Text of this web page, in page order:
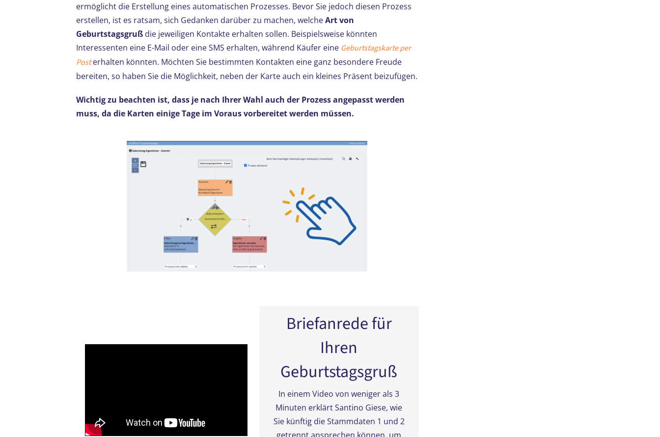
ermöglicht die Erstellung eines automatischen Prozesses. Bevor Sie jedoch diesen Prozess
erstellen, ist es ratsam, sich Gedanken darüber zu machen, welcheArt von
Geburtstagsgruß die jeweiligen Kontakte erhalten sollen. Beispielsweise könnten
Interessenten eine E-Mail oder eine SMS erhalten, während Käufer eine Geburtstagskarte per
Posterhalten könnten. Möchten Sie bestimmten Kontakten eine ganz besondere Freude
bereiten, so haben Sie die Möglichkeit, neben der Karte auch ein kleines Präsent beizufügen.
Wichtig zu beachten ist, dass je nach Ihrer Wahl auch der Prozess angepasst werden
muss, da die Karten einige Tage im Voraus vorbereitet werden müssen.
Briefanrede für
Ihren
Geburtstagsgruß
In einem Video von weniger als 3
Minuten erklärt Santino Giese, wie
Sie künftig die Stammdaten 1 und 2